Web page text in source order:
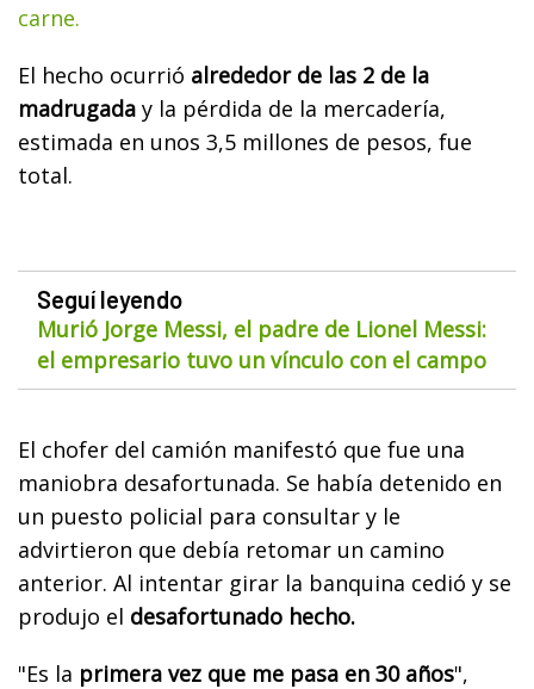
carne.
El hecho ocurrió alrededor de las 2 de la
madrugada y la pérdida de la mercadería,
estimada en unos 3,5 millones de pesos, fue
total.
Seguí leyendo
Murió Jorge Messi, el padre de Lionel Messi:
el empresario tuvo un vínculo con el campo
El chofer del camión manifestó que fue una
maniobra desafortunada. Se había detenido en
un puesto policial para consultar y le
advirtieron que debía retomar un camino
anterior. Al intentar girar la banquina cedió y se
produjo el desafortunado hecho.
"Es la primera vez que me pasa en 30 años",